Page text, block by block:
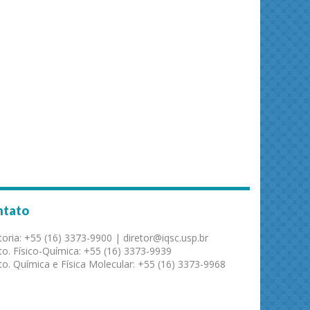
+55 (16) 3373-9900 | diretor@iqsc.usp.br
Físico-Química: +55 (16) 3373-9939
Química e Física Molecular: +55 (16) 3373-9968